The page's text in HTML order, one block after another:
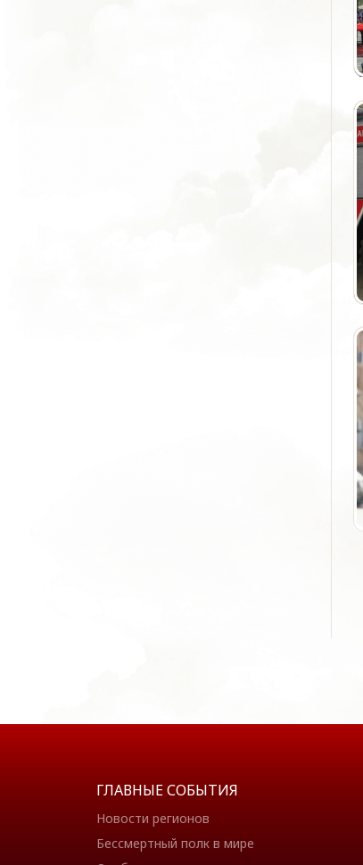
ГЛАВНЫЕ СОБЫТИЯ
Новости регионов
Бессмертный полк в мире